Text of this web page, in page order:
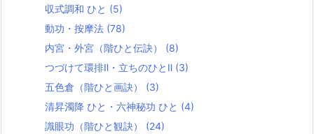
収式調和 ひと (5)
動功・按摩法 (78)
内宮・外宮（階ひと伝訣） (8)
つづけて環排Ⅱ・立ちのひとⅡ (3)
五色倉（階ひと画訣） (3)
清昇濁降 ひと・六神秘功 ひと (4)
識眼功（階ひと観訣） (24)